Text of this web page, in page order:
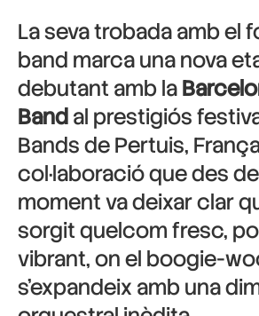
La seva trobada amb el
band marca una nova
debutant amb la
Bandal prestigiós
Bands de Pertuis,
col·laboració que des
moment va deixar clar
sorgit quelcom fresc,
vibrant, on el boogie-
s’expandeix amb una